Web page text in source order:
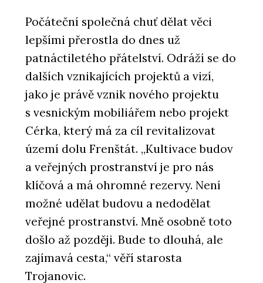
Počáteční společná chuť dělat věci
lepšími přerostla do dnes už
patnáctiletého přátelství. Odráží se do
dalších vznikajících projektů a vizí,
jako je právě vznik nového projektu
s vesnickým mobiliářem nebo projekt
Cérka, který má za cíl revitalizovat
území dolu Frenštát. „Kultivace budov
a veřejných prostranství je pro nás
klíčová a má ohromné rezervy. Není
možné udělat budovu a nedodělat
veřejné prostranství. Mně osobně toto
došlo až později. Bude to dlouhá, ale
zajímavá cesta,“ věří starosta
Trojanovic.